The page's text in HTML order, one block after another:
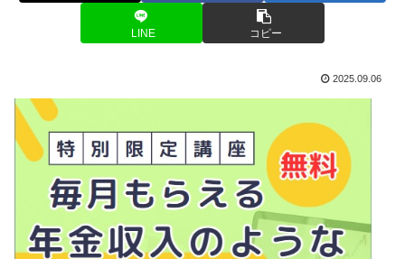
LINE コピー
2025.09.06